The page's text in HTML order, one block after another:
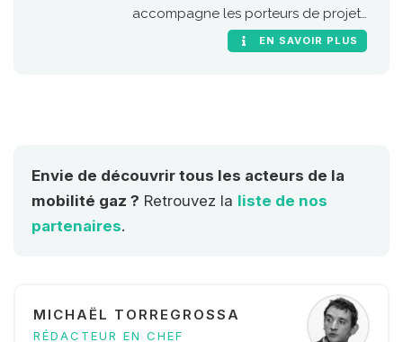
accompagne les porteurs de projets
de stations GNC et bioGNC.EN SAVOIR PLUS
Envie de découvrir tous les acteurs de la
mobilité gaz ? Retrouvez la liste de nos
partenaires.
MICHAËL TORREGROSSA
RÉDACTEUR EN CHEF